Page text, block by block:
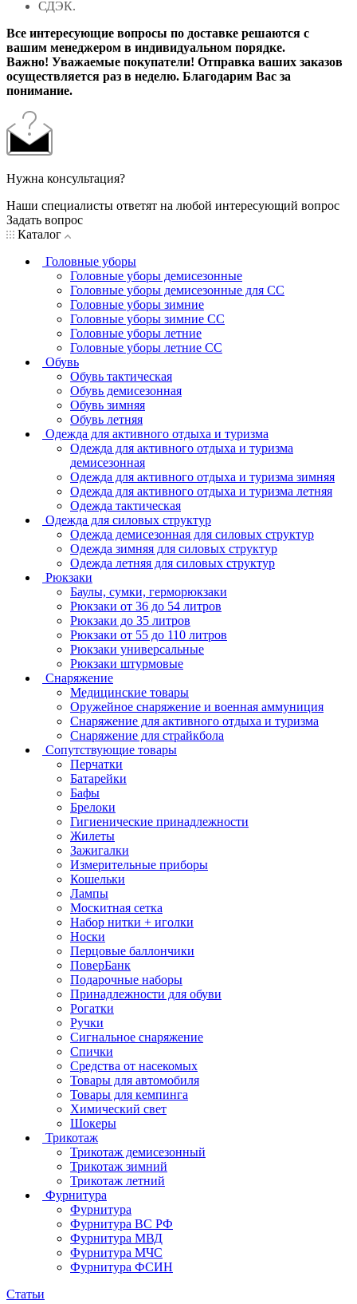
СДЭК.
Все интересующие вопросы по доставке решаются с
вашим менеджером в индивидуальном порядке.
Важно! Уважаемые покупатели! Отправка ваших заказов
осуществляется раз в неделю. Благодарим Вас за
понимание.
Нужна консультация?
Наши специалисты ответят на любой интересующий вопрос
Задать вопрос
Каталог
Головные уборы
Головные уборы демисезонные
Головные уборы демисезонные для СС
Головные уборы зимние
Головные уборы зимние СС
Головные уборы летние
Головные уборы летние СС
Обувь
Обувь тактическая
Обувь демисезонная
Обувь зимняя
Обувь летняя
Одежда для активного отдыха и туризма
Одежда для активного отдыха и туризма
демисезонная
Одежда для активного отдыха и туризма зимняя
Одежда для активного отдыха и туризма летняя
Одежда тактическая
Одежда для силовых структур
Одежда демисезонная для силовых структур
Одежда зимняя для силовых структур
Одежда летняя для силовых структур
Рюкзаки
Баулы, сумки, герморюкзаки
Рюкзаки от 36 до 54 литров
Рюкзаки до 35 литров
Рюкзаки от 55 до 110 литров
Рюкзаки универсальные
Рюкзаки штурмовые
Снаряжение
Медицинские товары
Оружейное снаряжение и военная аммуниция
Снаряжение для активного отдыха и туризма
Снаряжение для страйкбола
Сопутствующие товары
Перчатки
Батарейки
Бафы
Брелоки
Гигиенические принадлежности
Жилеты
Зажигалки
Измерительные приборы
Кошельки
Лампы
Москитная сетка
Набор нитки + иголки
Носки
Перцовые баллончики
ПоверБанк
Подарочные наборы
Принадлежности для обуви
Рогатки
Ручки
Сигнальное снаряжение
Спички
Средства от насекомых
Товары для автомобиля
Товары для кемпинга
Химический свет
Шокеры
Трикотаж
Трикотаж демисезонный
Трикотаж зимний
Трикотаж летний
Фурнитура
Фурнитура
Фурнитура ВС РФ
Фурнитура МВД
Фурнитура МЧС
Фурнитура ФСИН
Статьи